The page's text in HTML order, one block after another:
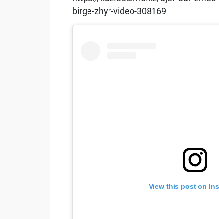
birge-zhyr-video-308169
View this post on